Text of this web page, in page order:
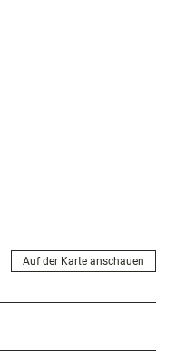
Auf der Karte anschauen